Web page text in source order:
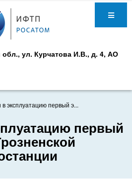
обл., ул. Курчатова И.В., д. 4, АО
в эксплуатацию первый э...
первый